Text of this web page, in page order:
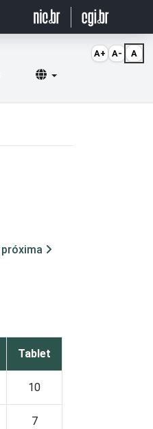
Selecionar idioma
próxima
Tablet
10
7
A+ A- A